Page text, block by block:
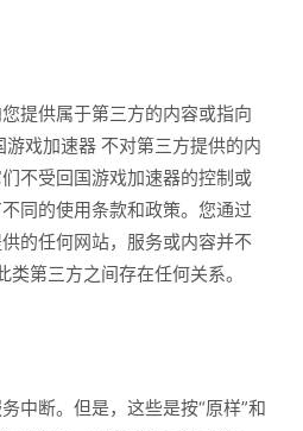
提供属于第三方的内容或指向
戏加速器 不对第三方提供的内
不受回国游戏加速器的控制或
同的使用条款和政策。您通过
的任何网站，服务或内容并不
第三方之间存在任何关系。
中断。但是，这些是按“原样”和